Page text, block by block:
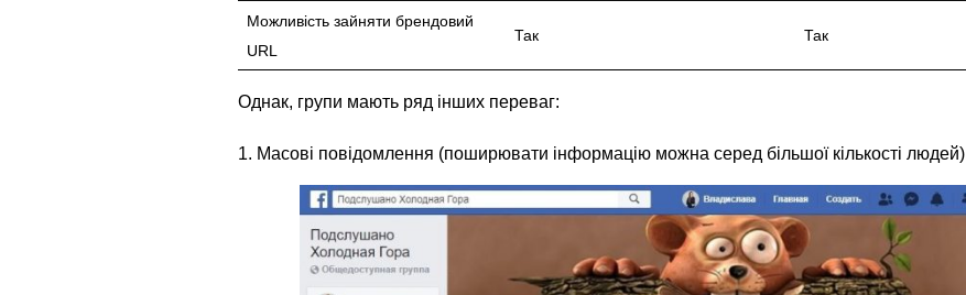
Можливість зайняти брендовий
URL
Так Так
Однак, групи мають ряд інших переваг:
1. Масові повідомлення (поширювати інформацію можна серед більшої кількості людей)